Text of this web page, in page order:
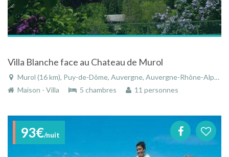
Villa Blanche face au Chateau de Murol
Murol (16 km), Puy-de-Dôme, Auvergne, Auvergne-Rhône-Alpes, France
Maison - Villa
5 chambres 11 personnes
93€/nuit